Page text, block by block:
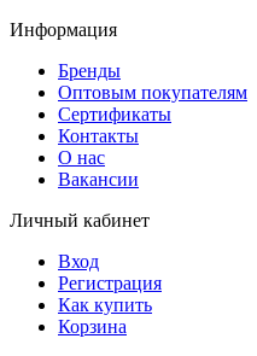
Информация
Бренды
Оптовым покупателям
Сертификаты
Контакты
О нас
Вакансии
Личный кабинет
Вход
Регистрация
Как купить
Корзина